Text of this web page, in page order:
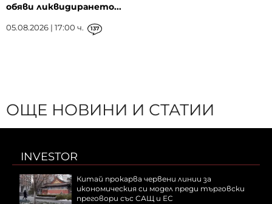
обяви ликвидирането...
05.08.2026 | 17:00 ч. 137
ОЩЕ НОВИНИ И СТАТИИ
INVESTOR
Китай прокарва червени линии за
икономическия си модел преди търговски
преговори със САЩ и ЕС